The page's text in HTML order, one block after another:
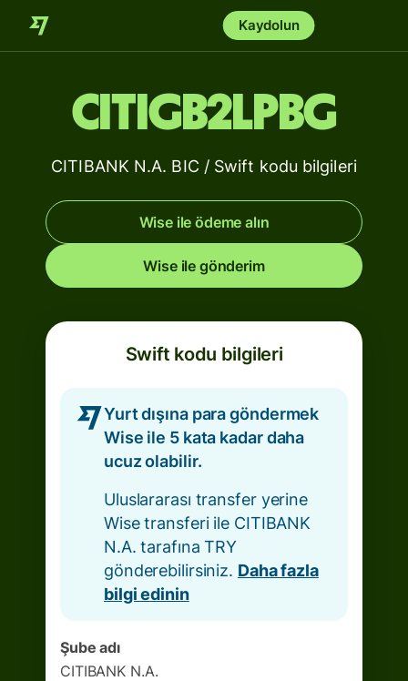
Kaydolun
CITIGB2LPBG
CITIBANK N.A. BIC / Swift kodu bilgileri
Wise ile ödeme alın
Wise ile gönderim
Swift kodu bilgileri
Yurt dışına para göndermek
Wise ile 5 kata kadar daha
ucuz olabilir.
Uluslararası transfer yerine
Wise transferi ile CITIBANK
N.A. tarafına TRY
gönderebilirsiniz. Daha fazla
bilgi edinin
Şube adı
CITIBANK N.A.